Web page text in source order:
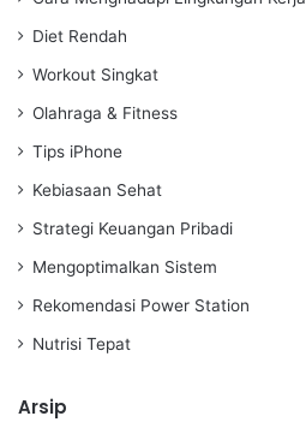
Diet Rendah
Workout Singkat
Olahraga & Fitness
Tips iPhone
Kebiasaan Sehat
Strategi Keuangan Pribadi
Mengoptimalkan Sistem
Rekomendasi Power Station
Nutrisi Tepat
Arsip